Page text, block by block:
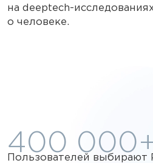
на deeptech-
о человеке.
400
Пользователей выбирают